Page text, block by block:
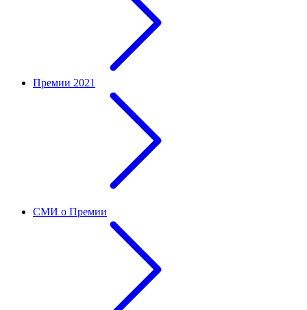
Премии 2021
СМИ о Премии